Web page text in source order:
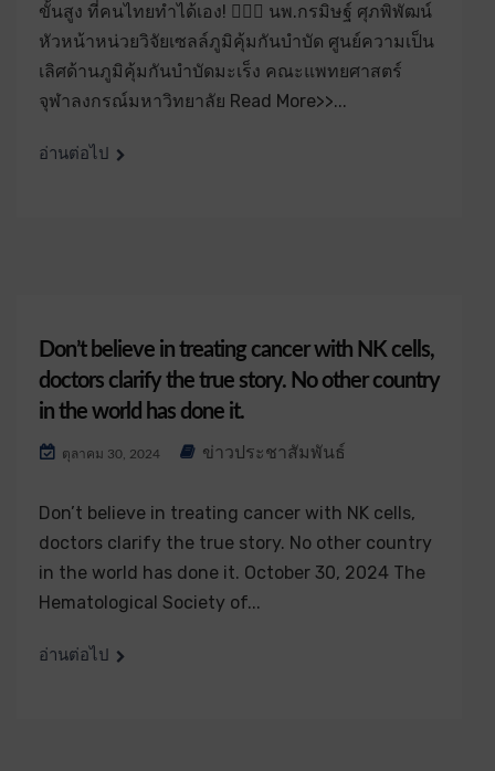
ขั้นสูง ที่คนไทยทำได้เอง! 👨🏻‍⚕️ นพ.กรมิษฐ์ ศุภพิพัฒน์
หัวหน้าหน่วยวิจัยเซลล์ภูมิคุ้มกันบำบัด ศูนย์ความเป็น
เลิศด้านภูมิคุ้มกันบำบัดมะเร็ง คณะแพทยศาสตร์
จุฬาลงกรณ์มหาวิทยาลัย Read More>>...
อ่านต่อไป
Don’t believe in treating cancer with NK cells,
doctors clarify the true story. No other country
in the world has done it.
ตุลาคม 30, 2024 ข่าวประชาสัมพันธ์
Don’t believe in treating cancer with NK cells,
doctors clarify the true story. No other country
in the world has done it. October 30, 2024 The
Hematological Society of...
อ่านต่อไป